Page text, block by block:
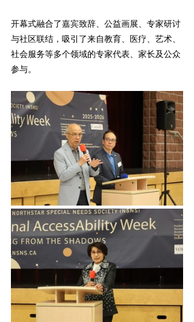
开幕式融合了嘉宾致辞、公益画展、专家研讨
与社区联结，吸引了来自教育、医疗、艺术、
社会服务等多个领域的专家代表、家长及公众
参与。